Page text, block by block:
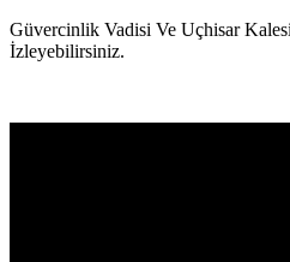
Güvercinlik Vadisi Ve Uçhisar
İzleyebilirsiniz.